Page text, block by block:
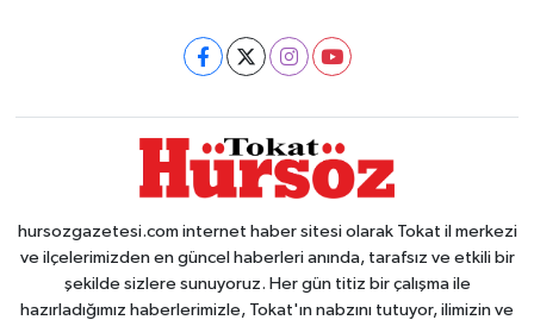
hursozgazetesi.com internet haber sitesi olarak Tokat il merkezi
ve ilçelerimizden en güncel haberleri anında, tarafsız ve etkili bir
şekilde sizlere sunuyoruz. Her gün titiz bir çalışma ile
hazırladığımız haberlerimizle, Tokat'ın nabzını tutuyor, ilimizin ve